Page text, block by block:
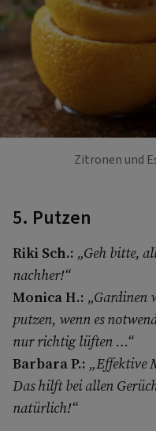
Zitronen und
5. Putzen
Riki Sch.: „Geh bitte,
nachher!“
Monica H.: „Gardinen
putzen, wenn es
nur richtig lüften …“
Barbara P.: „Effektive
Das hilft bei allen
natürlich!“